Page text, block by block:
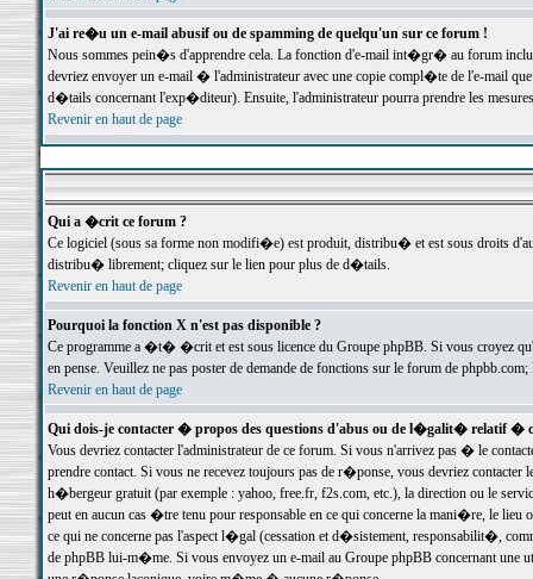
J'ai re�u un e-mail abusif ou de spamming de quelqu'un sur ce forum !
Nous sommes pein�s d'apprendre cela. La fonction d'e-mail int�gr� au forum inclut
devriez envoyer un e-mail � l'administrateur avec une copie compl�te de l'e-mail
d�tails concernant l'exp�diteur). Ensuite, l'administrateur pourra prendre les
Revenir en haut de page
Qui a �crit ce forum ?
Ce logiciel (sous sa forme non modifi�e) est produit, distribu� et est sous droits
distribu� librement; cliquez sur le lien pour plus de d�tails.
Revenir en haut de page
Pourquoi la fonction X n'est pas disponible ?
Ce programme a �t� �crit et est sous licence du Groupe phpBB. Si vous croyez
en pense. Veuillez ne pas poster de demande de fonctions sur le forum de
Revenir en haut de page
Qui dois-je contacter � propos des questions d'abus ou de l�galit� relatif �
Vous devriez contacter l'administrateur de ce forum. Si vous n'arrivez pas � le
prendre contact. Si vous ne recevez toujours pas de r�ponse, vous devriez
h�bergeur gratuit (par exemple : yahoo, free.fr, f2s.com, etc.), la direction ou le
peut en aucun cas �tre tenu pour responsable en ce qui concerne la mani�re, le
ce qui ne concerne pas l'aspect l�gal (cessation et d�sistement, responsabilit�,
de phpBB lui-m�me. Si vous envoyez un e-mail au Groupe phpBB concernant une